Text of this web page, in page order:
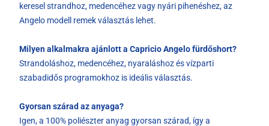
keresel strandhoz, medencéhez vagy nyári pihenéshez, az
Angelo modell remek választás lehet.
Milyen alkalmakra ajánlott a Capricio Angelo fürdőshort?
Strandoláshoz, medencéhez, nyaraláshoz és vízparti
szabadidős programokhoz is ideális választás.
Gyorsan szárad az anyaga?
Igen, a 100% poliészter anyag gyorsan szárad, így a